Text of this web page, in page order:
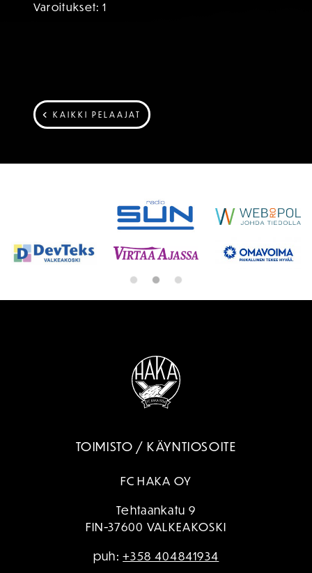
Varoitukset: 1
KAIKKI PELAAJAT
TOIMISTO / KÄYNTIOSOITE
FC HAKA OY
Tehtaankatu 9
FIN-37600 VALKEAKOSKI
puh:+358 404841934